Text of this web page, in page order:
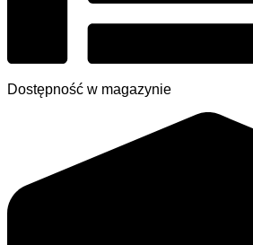
Dostępność w magazynie